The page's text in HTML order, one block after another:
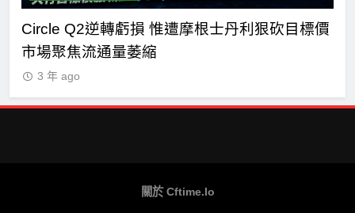
Circle Q2逆轉虧損 惟遭摩根士丹利狠砍目標價
市場聚焦流通量萎縮
3 年 ago
關於 Cftime.io